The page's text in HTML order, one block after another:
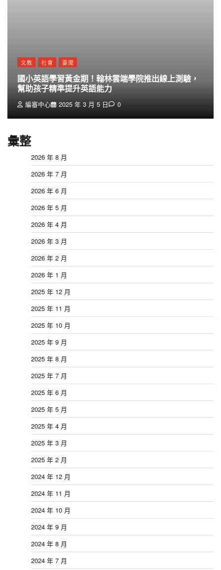
文教 社會 要聞
國小英語學習黃金期！翰林雲端學院推出線上測驗，
幫助孩子精準提升英語能力
編審中心 2025 年 3 月 5 日 0
彙整
2026 年 8 月
2026 年 7 月
2026 年 6 月
2026 年 5 月
2026 年 4 月
2026 年 3 月
2026 年 2 月
2026 年 1 月
2025 年 12 月
2025 年 11 月
2025 年 10 月
2025 年 9 月
2025 年 8 月
2025 年 7 月
2025 年 6 月
2025 年 5 月
2025 年 4 月
2025 年 3 月
2025 年 2 月
2024 年 12 月
2024 年 11 月
2024 年 10 月
2024 年 9 月
2024 年 8 月
2024 年 7 月